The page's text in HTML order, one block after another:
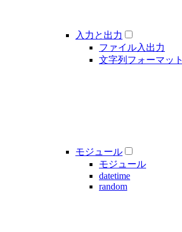
入力と出力
ファイル入出力
文字列フォーマット
モジュール
モジュール
datetime
random